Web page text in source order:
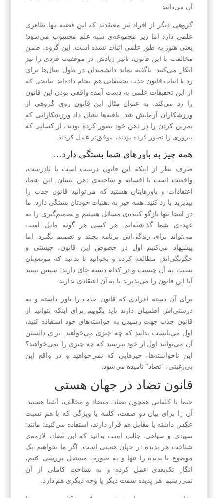
آن می‌دانند.
گروهی دیگر از افراد نیز معتقدند که این قضیه تنها ظاهری
علمی دارد اما زیر مجموعه‌ی شبه علم محسوب می‌شود؛
یعنی هنوز به طور علمی اثبات نشده است. این گروه، ضمن
مخالفت با این قانون، تاثیر زیادش در موفقیت فردی را نیز
انکار می‌کنند. ناگفته نماند دانشمندان در طول سال‌ها برای
رد یا اثبات قانون جذب تحقیقاتی هم انجام داده‌اند. نتایجی که
از این تحقیقات علمی به دست آمده واقعی بودن این قانون
را رد می‌کند. به عنوان مثال این قانون روی گروهی از
ورزشکاران آزمایش شد. یافته‌ها نشان داد ورزشکا‌رانی که
تمرین کردن را در ذهن خود تصور کرده بودند، از کسانی که
پیروزی را تصور کرده بودند، موفق‌تر عمل کردند.
همه چیز به باورهای شما بستگی دارد…
صرف نظر از اینکه این قانون درست است یا نادرست،
واقعیت است یا افسانه و ساخته‌ی ذهن انسان، این شما،
اعتقادات و باور‌هایتان هستید که می‌توانید قانون جذب را
بپذیرید یا رد کنید. همه چیز به ذهنیات خودتان بستگی دارد. ما
در اینجا تنها بازگو کننده‌ی مسائل هستیم و تصمیم‌گیری را به
عهده‌ی شما گذاشته‌ایم. هر کسی هر گونه مایل است
می‌تواند برای زندگی‌اش برنامه بچیند و تصمیم بگیرد. اما
پیشنهاد می‌کنیم اول در خصوص این قانون، چیستی و
چگونگی‌اش مطالعه کرده و بخوانید تا بدانید که موضع‌تان
نسبت به آن چیست و در کدام دسته جای دارید؛ سپس ببینید
آیا این قانون را می‌پذیرید یا به آن اعتقادی ندارید.
برای آن دسته افرادی که قانون جذب را باور داشته و به
درستی‌اش اطمینان دارند باید بگوییم برای اینکه بتوانید از
قانون جذب جهت رسیدن به خواسته‌های خود استفاده کنید،
اول می‌بایست بدانید که چه چیزی می‌خواهید. برای دانستن
آن می‌توانید اول از خود بپرسید که چه چیزی را نمی‌خواهید؟
این ناخواسته‌ها، چیزهایی که نمی‌خواهید و در واقع این
بی‌رغبتی، “تضاد” نامیده می‌شود.
قانون تضاد در جهان هستی
حتما با کلماتی همچون تضاد، متضاد و مخالف، آشنا هستید.
آن را برای بیان دو صفت، کلمه یا ویژگی که با هم نسبت
عکس داشته یا مقابل هم قرار دارند، استفاده می‌کنید؛ مانند:
سپیدی و سیاهی. جالب است بدانید که این تضاد، لازمه‌ی
شناخت هر پدیده در جهان هستی است. اگر ما بخواهیم یک
موضوع یا پدیده را تنها و به صورت مستقل بررسی کنیم،
انگار تک‌بعدی عمل کرده‌ و به شناخت کاملی از آن
نمی‌رسیم. هر پدیده سمت دیگر یا وجه دیگری هم دارد.